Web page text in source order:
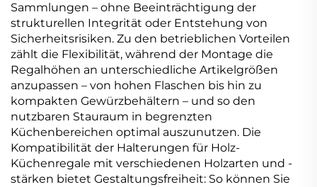
Sammlungen – ohne Beeinträchtigung der
strukturellen Integrität oder Entstehung von
Sicherheitsrisiken. Zu den betrieblichen Vorteilen
zählt die Flexibilität, während der Montage die
Regalhöhen an unterschiedliche Artikelgrößen
anzupassen – von hohen Flaschen bis hin zu
kompakten Gewürzbehältern – und so den
nutzbaren Stauraum in begrenzten
Küchenbereichen optimal auszunutzen. Die
Kompatibilität der Halterungen für Holz-
Küchenregale mit verschiedenen Holzarten und -
stärken bietet Gestaltungsfreiheit: So können Sie